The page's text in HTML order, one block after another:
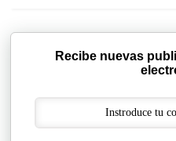
Recibe nuevas